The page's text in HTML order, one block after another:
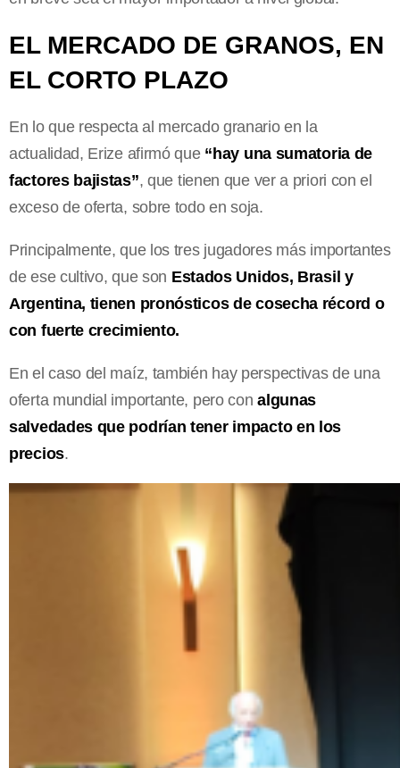
EL MERCADO DE GRANOS, EN
EL CORTO PLAZO
En lo que respecta al mercado granario en la
actualidad, Erize afirmó que “hay una sumatoria de
factores bajistas”, que tienen que ver a priori con el
exceso de oferta, sobre todo en soja.
Principalmente, que los tres jugadores más importantes
de ese cultivo, que son Estados Unidos, Brasil y
Argentina, tienen pronósticos de cosecha récord o
con fuerte crecimiento.
En el caso del maíz, también hay perspectivas de una
oferta mundial importante, pero conalgunas
salvedades que podrían tener impacto en los
precios.